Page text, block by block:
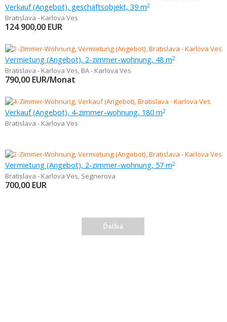
Verkauf (Angebot), geschäftsobjekt, 39 m2
Bratislava - Karlova Ves
124 900,00 EUR
Vermietung (Angebot), 2-zimmer-wohnung, 48 m2
Bratislava - Karlova Ves, BA - Karlova Ves
790,00 EUR/Monat
Verkauf (Angebot), 4-zimmer-wohnung, 180 m2
Bratislava - Karlova Ves
Vermietung (Angebot), 2-zimmer-wohnung, 57 m2
Bratislava - Karlova Ves, Segnerova
700,00 EUR
Ďalšia